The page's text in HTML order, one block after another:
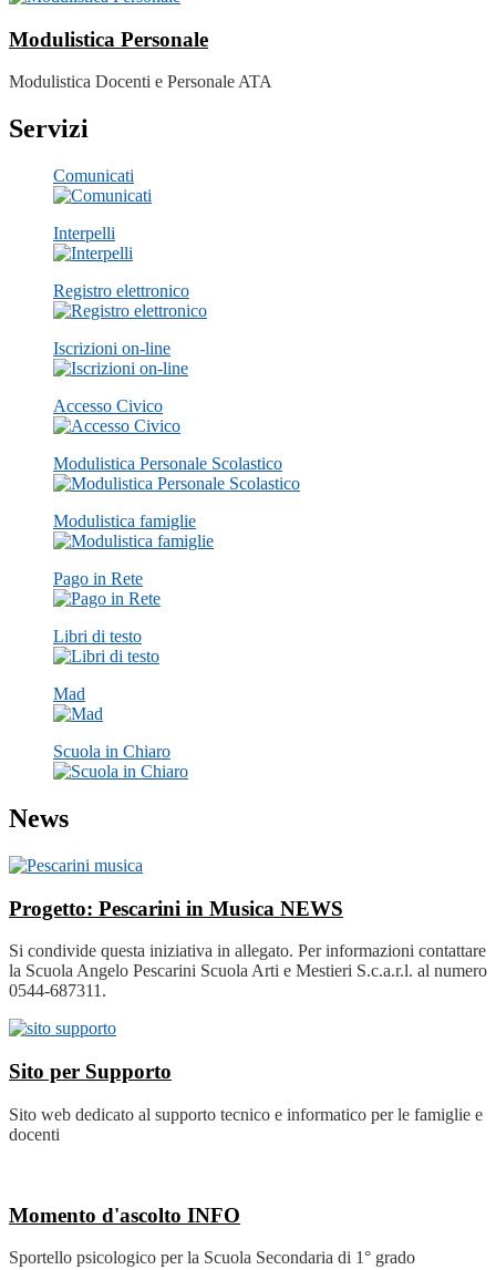
Modulistica Personale
Modulistica Docenti e Personale ATA
Servizi
Comunicati
Interpelli
Registro elettronico
Iscrizioni on-line
Accesso Civico
Modulistica Personale Scolastico
Modulistica famiglie
Pago in Rete
Libri di testo
Mad
Scuola in Chiaro
News
Progetto: Pescarini in Musica NEWS
Si condivide questa iniziativa in allegato. Per informazioni contattare
la Scuola Angelo Pescarini Scuola Arti e Mestieri S.c.a.r.l. al numero
0544-687311.
Sito per Supporto
Sito web dedicato al supporto tecnico e informatico per le famiglie e
docenti
Momento d'ascolto INFO
Sportello psicologico per la Scuola Secondaria di 1° grado